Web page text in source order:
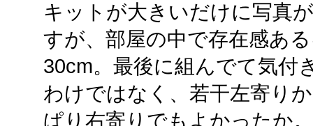
キットが大きいだけに写真
すが、部屋の中で存在感あ
30cm。最後に組んでて気付
わけではなく、若干左寄り
ぱり右寄りでもよかったか。